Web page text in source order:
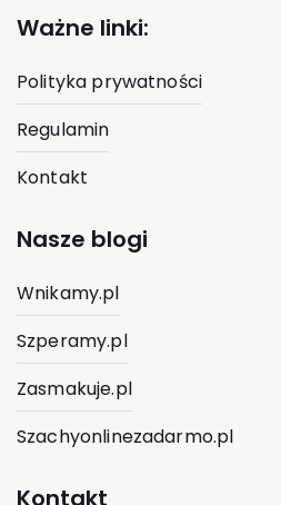
Ważne linki:
Polityka prywatności
Regulamin
Kontakt
Nasze blogi
Wnikamy.pl
Szperamy.pl
Zasmakuje.pl
Szachyonlinezadarmo.pl
Kontakt